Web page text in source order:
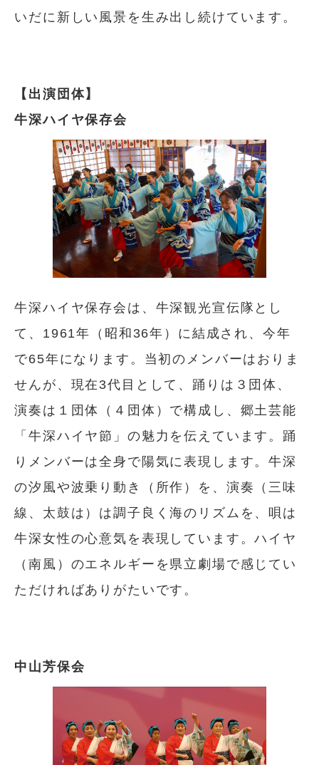
いだに新しい風景を生み出し続けています。
【出演団体】
牛深ハイヤ保存会
牛深ハイヤ保存会は、牛深観光宣伝隊とし
て、1961年（昭和36年）に結成され、今年
で65年になります。当初のメンバーはおりま
せんが、現在3代目として、踊りは３団体、
演奏は１団体（４団体）で構成し、郷土芸能
「牛深ハイヤ節」の魅力を伝えています。踊
りメンバーは全身で陽気に表現します。牛深
の汐風や波乗り動き（所作）を、演奏（三味
線、太鼓は）は調子良く海のリズムを、唄は
牛深女性の心意気を表現しています。ハイヤ
（南風）のエネルギーを県立劇場で感じてい
ただければありがたいです。
中山芳保会